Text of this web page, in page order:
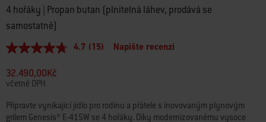
4 hořáky | Propan butan (plnitelná láhev, prodává se
samostatně)
Průměrné
4.7
z
5
hvězdiček.
Read
15
4.7 (15) Napište recenzi
32.490,00Kč
včetně DPH
Připravte vynikající jídlo pro rodinu a přátele s inovovaným plynovým
grilem Genesis® E-415W se 4 hořáky. Díky modernizovanému vysoce